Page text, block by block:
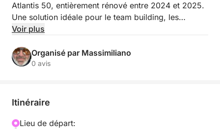
Atlantis 50, entièrement rénové entre 2024 et 2025.
Une solution idéale pour le team building, les
réunions informelles ou les opportunités de
La journée commence par un départ à 9h00 de
découverte de paysages naturels uniques, d'eaux
traversée, votre équipe vivra des moments de
Voir plus
Organisé par Massimiliano
0 avis
Itinéraire
Lieu de départ: